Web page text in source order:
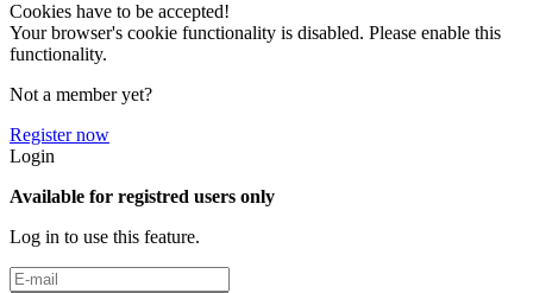
Cookies have to be accepted!
Your browser's cookie functionality is disabled. Please enable this
functionality.
Not a member yet?
Register now
Login
Available for registred users only
Log in to use this feature.